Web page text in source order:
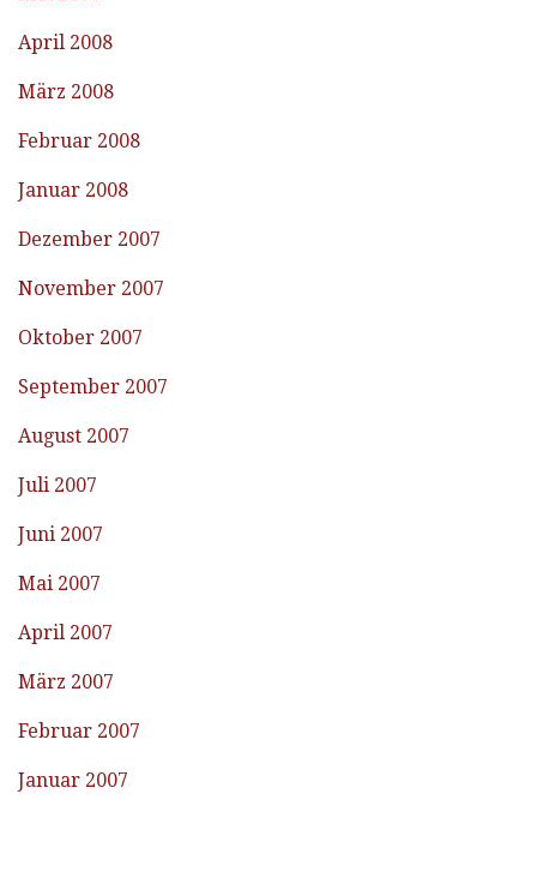
April 2008
März 2008
Februar 2008
Januar 2008
Dezember 2007
November 2007
Oktober 2007
September 2007
August 2007
Juli 2007
Juni 2007
Mai 2007
April 2007
März 2007
Februar 2007
Januar 2007